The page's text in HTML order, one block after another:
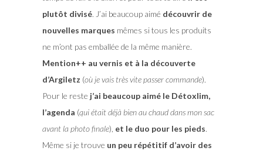
plutôt divisé. J’ai beaucoup aimé découvrir de
nouvelles marques mêmes si tous les produits
ne m’ont pas emballée de la même manière.
Mention++ au vernis et à la découverte
d’Argiletz (où je vais très vite passer commande).
Pour le reste j’ai beaucoup aimé le Détoxlim,
l’agenda (qui était déjà bien au chaud dans mon sac
avant la photo finale), et le duo pour les pieds.
Même si je trouve un peu répétitif d’avoir des